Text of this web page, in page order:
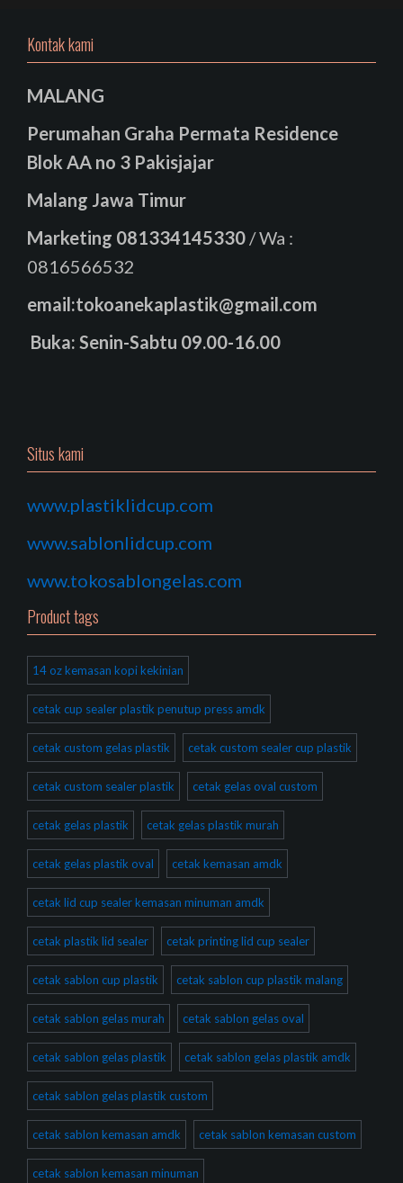
Kontak kami
MALANG
Perumahan Graha Permata Residence
Blok AA no 3 Pakisjajar
Malang Jawa Timur
Marketing 081334145330 / Wa :
0816566532
email:tokoanekaplastik@gmail.com
Buka: Senin-Sabtu 09.00-16.00
Situs kami
www.plastiklidcup.com
www.sablonlidcup.com
www.tokosablongelas.com
Product tags
14 oz kemasan kopi kekinian
cetak cup sealer plastik penutup press amdk
cetak custom gelas plastik cetak custom sealer cup plastik
cetak custom sealer plastik cetak gelas oval custom
cetak gelas plastik cetak gelas plastik murah
cetak gelas plastik oval cetak kemasan amdk
cetak lid cup sealer kemasan minuman amdk
cetak plastik lid sealer cetak printing lid cup sealer
cetak sablon cup plastik cetak sablon cup plastik malang
cetak sablon gelas murah cetak sablon gelas oval
cetak sablon gelas plastik cetak sablon gelas plastik amdk
cetak sablon gelas plastik custom
cetak sablon kemasan amdk cetak sablon kemasan custom
cetak sablon kemasan minuman